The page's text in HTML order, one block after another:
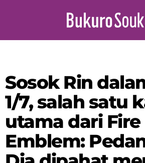
Sosok Rin
1/7, salah satu
utama dari Fire
Emblem: